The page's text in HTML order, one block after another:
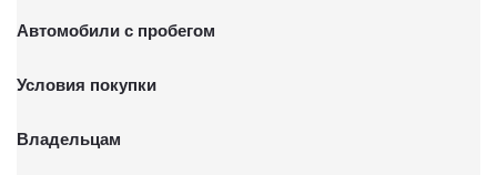
Автомобили с пробегом
Условия покупки
Владельцам